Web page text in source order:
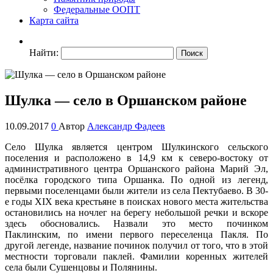
Федеральные ООПТ
Карта сайта
Найти:
Шулка — село в Оршанском районе
10.09.2017 0 Автор Александр Фадеев
Село Шулка является центром Шулкинского сельского
поселения и расположено в 14,9 км к северо-востоку от
административного центра Оршанского района Марий Эл,
посёлка городского типа Оршанка. По одной из легенд,
первыми поселенцами были жители из села Пектубаево. В 30-
е годы XIX века крестьяне в поисках нового места жительства
остановились на ночлег на берегу небольшой речки и вскоре
здесь обосновались. Назвали это место починком
Паклинским, по имени первого переселенца Пакля. По
другой легенде, название починок получил от того, что в этой
местности торговали паклей. Фамилии коренных жителей
села были Сушенцовы и Полянины.